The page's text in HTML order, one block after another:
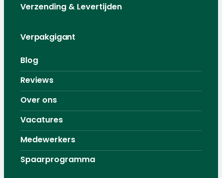
Verzending & Levertijden
Verpakgigant
Blog
Reviews
Over ons
Vacatures
Medewerkers
Spaarprogramma